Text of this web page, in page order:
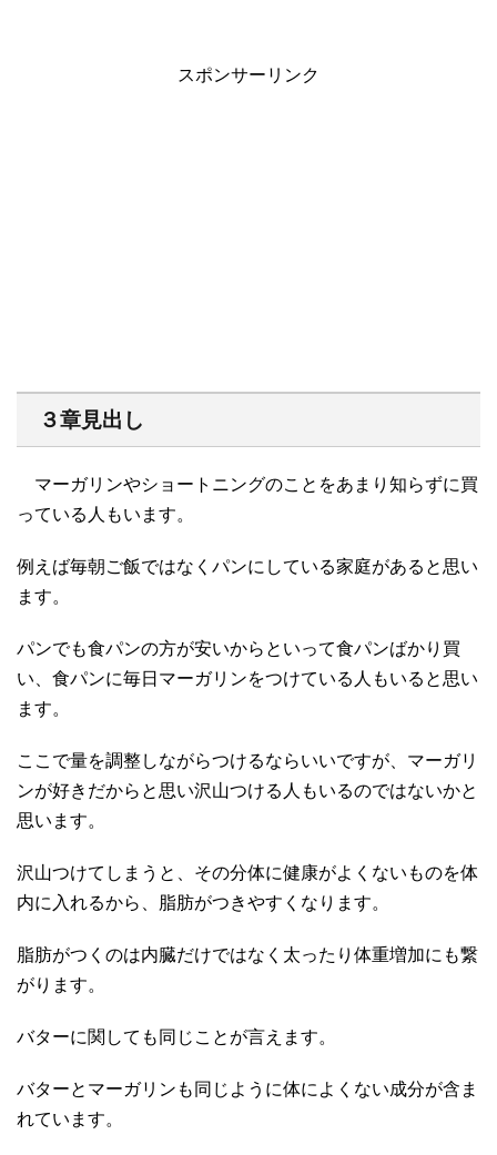
スポンサーリンク
３章見出し
マーガリンやショートニングのことをあまり知らずに買
っている人もいます。
例えば毎朝ご飯ではなくパンにしている家庭があると思い
ます。
パンでも食パンの方が安いからといって食パンばかり買
い、食パンに毎日マーガリンをつけている人もいると思い
ます。
ここで量を調整しながらつけるならいいですが、マーガリ
ンが好きだからと思い沢山つける人もいるのではないかと
思います。
沢山つけてしまうと、その分体に健康がよくないものを体
内に入れるから、脂肪がつきやすくなります。
脂肪がつくのは内臓だけではなく太ったり体重増加にも繋
がります。
バターに関しても同じことが言えます。
バターとマーガリンも同じように体によくない成分が含ま
れています。